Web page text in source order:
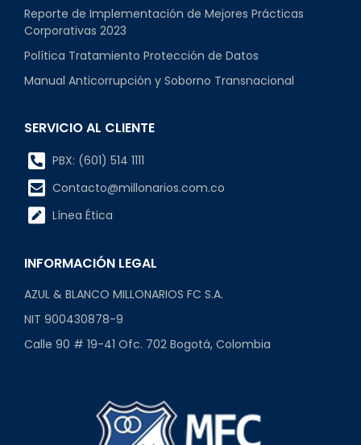
Reporte de Implementación de Mejores Prácticas
Corporativas 2023
Política Tratamiento Protección de Datos
Manual Anticorrupción y Soborno Transnacional
SERVICIO AL CLIENTE
PBX: (601) 514 1111
Contacto@millonarios.com.co
Línea Ética
INFORMACIÓN LEGAL
AZUL & BLANCO MILLONARIOS FC S.A.
NIT 900430878-9
Calle 90 # 19-41 Ofc. 702 Bogotá, Colombia